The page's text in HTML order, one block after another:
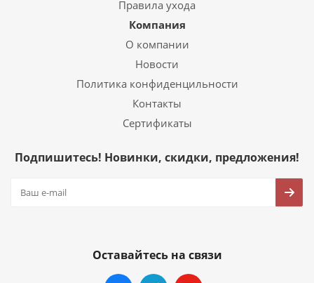
Правила ухода
Компания
О компании
Новости
Политика конфиденцильности
Контакты
Сертификаты
Подпишитесь! Новинки, скидки, предложения!
Оставайтесь на связи